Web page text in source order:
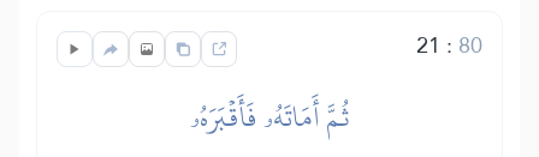
21 : 80
ثُمَّ أَمَاتَهُۥ فَأَقۡبَرَهُۥ